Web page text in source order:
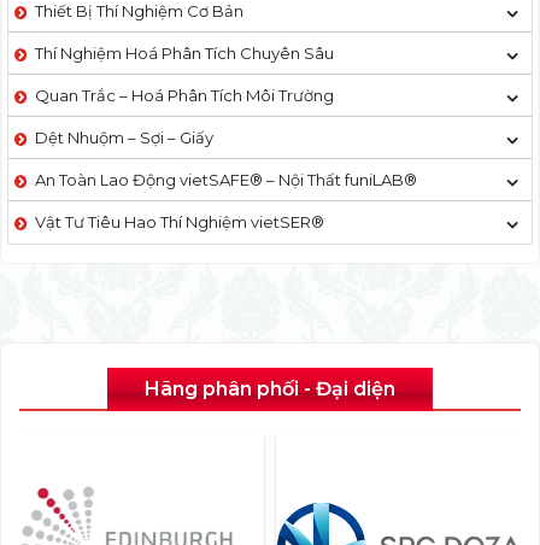
Thiết Bị Thí Nghiệm Cơ Bản
Thí Nghiệm Hoá Phân Tích Chuyên Sâu
Quan Trắc – Hoá Phân Tích Môi Trường
Dệt Nhuộm – Sợi – Giấy
An Toàn Lao Động vietSAFE® – Nội Thất funiLAB®
Vật Tư Tiêu Hao Thí Nghiệm vietSER®
Hãng phân phối - Đại diện